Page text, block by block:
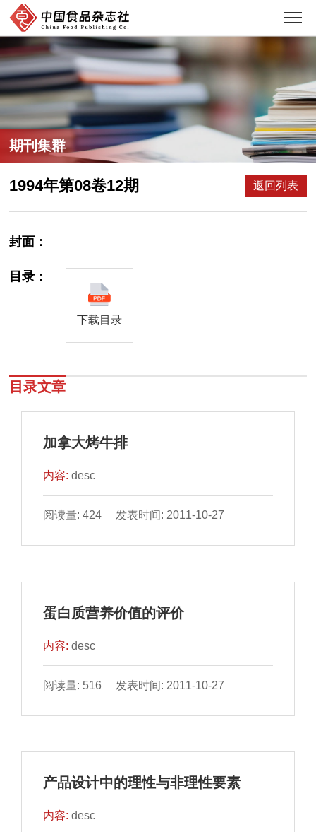
期刊集群
1994年第08卷12期 返回列表
封面：
目录：
下载目录
目录文章
加拿大烤牛排
内容:desc
阅读量: 424 发表时间: 2011-10-27
蛋白质营养价值的评价
内容:desc
阅读量: 516 发表时间: 2011-10-27
产品设计中的理性与非理性要素
内容:desc